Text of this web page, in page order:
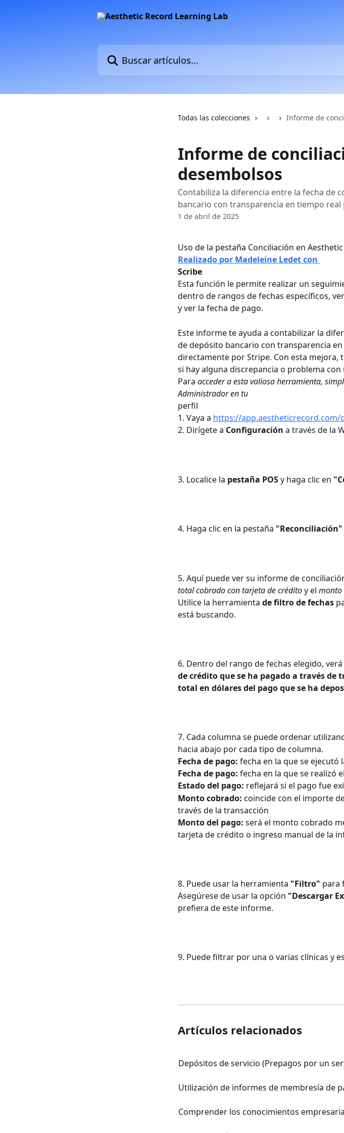
Buscar artículos...
Todas las colecciones Informe de
Informe de
desembolsos
Contabiliza la diferencia entre la fecha de
bancario con transparencia en tiempo
1 de abril de 2025
Uso de la pestaña Conciliación en
Realizado por Madeleine Ledet con
Scribe
Esta función le permite realizar un
dentro de rangos de fechas específicos,
y ver la fecha de pago.
Este informe te ayuda a contabilizar la
de depósito bancario con transparencia
directamente por Stripe. Con esta
si hay alguna discrepancia o problema con
Para acceder a esta valiosa herramienta,
Administrador en tu
perfil
1. Vaya a https://app.aestheticrecord.com/
2. Dirígete a Configuración a través de la
3. Localice la pestaña POS y haga clic en
4. Haga clic en la pestaña "Reconciliación"
5. Aquí puede ver su informe de
total cobrado con tarjeta de crédito y el monto
Utilice la herramienta de filtro de fechas
está buscando.
6. Dentro del rango de fechas elegido, verá
de crédito que se ha pagado a través de
total en dólares del pago que se ha
7. Cada columna se puede ordenar
hacia abajo por cada tipo de columna.
Fecha de pago: fecha en la que se ejecutó
Fecha de pago: fecha en la que se realizó
Estado del pago: reflejará si el pago fue
Monto cobrado: coincide con el importe
través de la transacción
Monto del pago: será el monto cobrado
tarjeta de crédito o ingreso manual de la
8. Puede usar la herramienta "Filtro" para
Asegúrese de usar la opción "Descargar
prefiera de este informe.
9. Puede filtrar por una o varias clínicas y
Artículos relacionados
Depósitos de servicio (Prepagos por un
Utilización de informes de membresía de
Comprender los conocimientos